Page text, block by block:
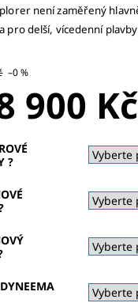
není zaměřený
pro delší, vícedenní
–0 %
900 Kč
?